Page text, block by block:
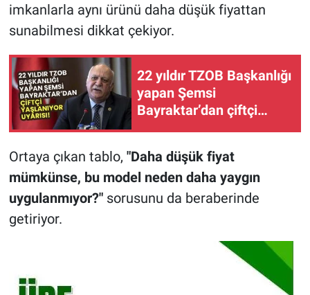
imkanlarla aynı ürünü daha düşük fiyattan
sunabilmesi dikkat çekiyor.
22 yıldır TZOB Başkanlığı
yapan Şemsi
Bayraktar’dan çiftçi
Ortaya çıkan tablo, "Daha düşük fiyat
mümkünse, bu model neden daha yaygın
uygulanmıyor?" sorusunu da beraberinde
getiriyor.